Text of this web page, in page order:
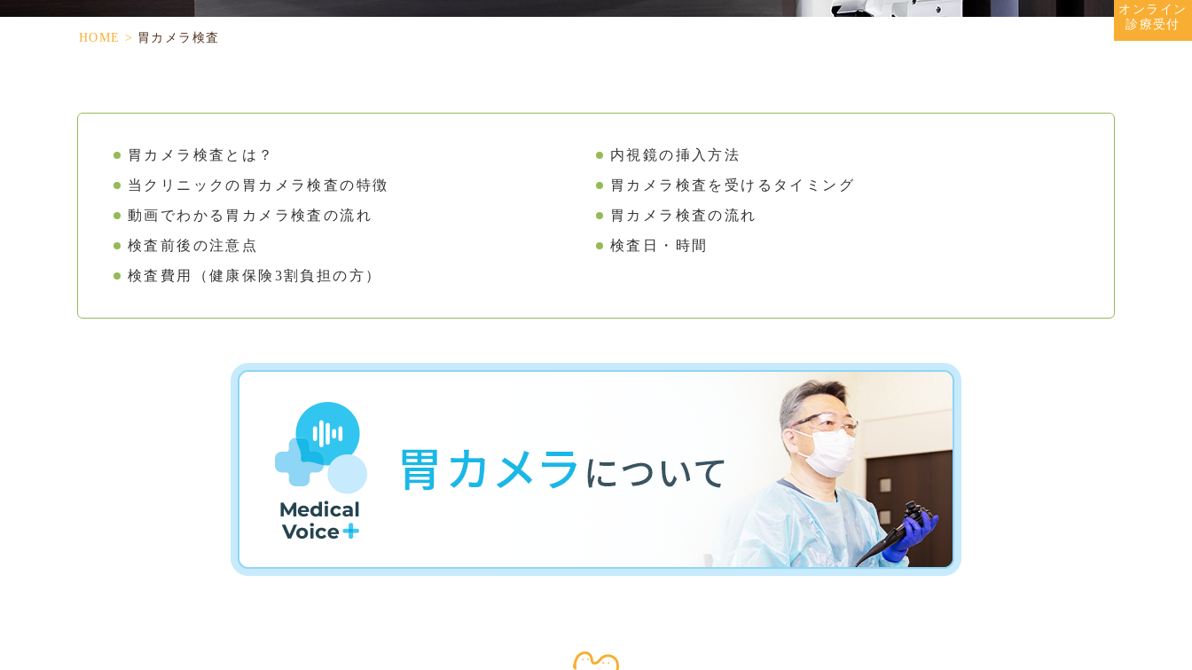
HOME > 胃カメラ検査
胃カメラ検査とは？
内視鏡の挿入方法
当クリニックの胃カメラ検査の特徴
胃カメラ検査を受けるタイミング
動画でわかる 胃カメラ検査の流れ
胃カメラ検査の流れ
検査前後の注意点
検査日・時間
検査費用
（健康保険3割負担の方）
オンライン
診療受付